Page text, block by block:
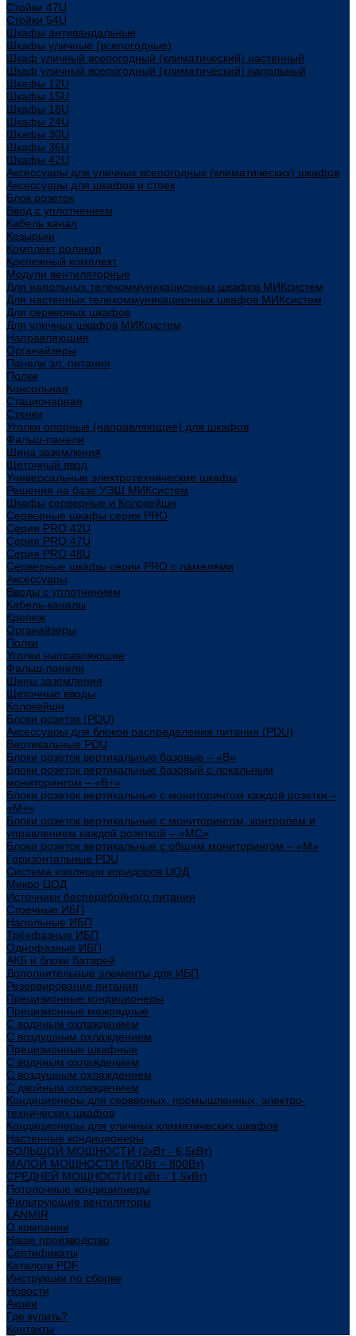
Стойки 47U
Стойки 54U
Шкафы антивандальные
Шкафы уличные (всепогодные)
Шкаф уличный всепогодный (климатический) настенный
Шкаф уличный всепогодный (климатический) напольный
Шкафы 12U
Шкафы 15U
Шкафы 18U
Шкафы 24U
Шкафы 30U
Шкафы 36U
Шкафы 42U
Аксессуары для уличных всепогодных (климатических) шкафов
Аксессуары для шкафов и стоек
Блок розеток
Ввод с уплотнением
Кабель канал
Козырьки
Комплект роликов
Крепежный комплект
Модули вентиляторные
Для напольных телекоммуникационных шкафов МИКсистем
Для настенных телекоммуникационных шкафов МИКсистем
Для серверных шкафов
Для уличных шкафов МИКсистем
Направляющие
Органайзеры
Панели эл. питания
Полки
Консольная
Стационарная
Стенки
Уголки опорные (направляющие) для шкафов
Фальш-панели
Шина заземления
Щеточный ввод
Универсальные электротехнические шкафы
Решения на базе УЭШ МИКсистем
Шкафы серверные и Колокейшн
Серверные шкафы серия PRO
Серия PRO 42U
Серия PRO 47U
Серия PRO 48U
Серверные шкафы серии PRO с ламелями
Аксессуары
Вводы с уплотнением
Кабель-каналы
Крепеж
Органайзеры
Полки
Уголки направляющие
Фальш-панели
Шины заземления
Щеточные вводы
Колокейшн
Блоки розеток (PDU)
Аксессуары для блоков распределения питания (PDU)
Вертикальные PDU
Блоки розеток вертикальные базовые – «В»
Блоки розеток вертикальные базовый с локальным
мониторингом – «В+»
Блоки розеток вертикальные с мониторингом каждой розетки –
«М+»
Блоки розеток вертикальные с мониторингом, контролем и
управлением каждой розеткой – «МС»
Блоки розеток вертикальные с общим мониторингом – «М»
Горизонтальные PDU
Система изоляции коридоров ЦОД
Микро ЦОД
Источники бесперебойного питания
Стоечные ИБП
Напольные ИБП
Трёхфазные ИБП
Однофазные ИБП
АКБ и блоки батарей
Дополнительные элементы для ИБП
Резервирование питания
Прецизионные кондиционеры
Прецизионные межрядные
С водяным охлаждением
С воздушным охлаждением
Прецизионные шкафные
С водяным охлаждением
С воздушным охлаждением
С двойным охлаждением
Кондиционеры для серверных, промышленных, электро-
технических шкафов
Кондиционеры для уличных климатических шкафов
Настенные кондиционеры
БОЛЬШОЙ МОЩНОСТИ (2кВт - 6,5кВт)
МАЛОЙ МОЩНОСТИ (500Вт – 800Вт)
СРЕДНЕЙ МОЩНОСТИ (1кВт - 1,5кВт)
Потолочные кондиционеры
Фильтрующие вентиляторы
LANMIR
О компании
Наше производство
Сертификаты
Каталоги PDF
Инструкции по сборке
Новости
Акции
Где купить?
Контакты